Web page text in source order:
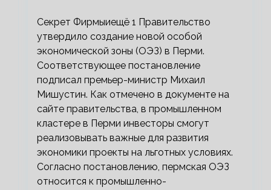
Секрет Фирмыиещё 1 Правительство
утвердило создание новой особой
экономической зоны (ОЭЗ) в Перми.
Соответствующее постановление
подписал премьер-министр Михаил
Мишустин. Как отмечено в документе на
сайте правительства, в промышленном
кластере в Перми инвесторы смогут
реализовывать важные для развития
экономики проекты на льготных условиях.
Согласно постановлению, пермская ОЭЗ
относится к промышленно-